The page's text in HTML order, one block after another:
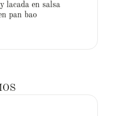
lacada en salsa
pan bao